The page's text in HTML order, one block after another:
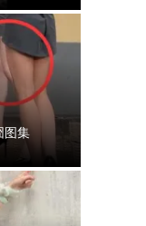
图集